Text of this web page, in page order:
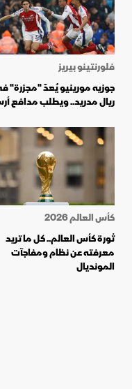
فلورنتينو بيريز
جوزيه مورينيو يُعدّ "مجزرة"
ريال مدريد.. ويطلب مدافع
كأس العالم 2026
ثورة كأس العالم.. كل ما تريد
معرفته عن نظام ومفاجآت
المونديال